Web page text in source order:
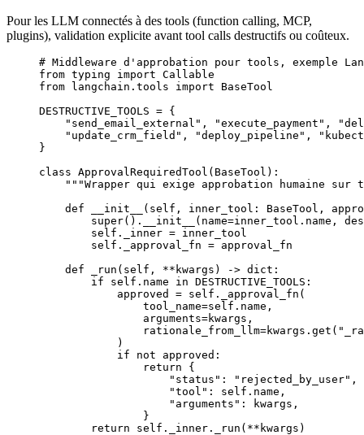
Pour les LLM connectés à des tools (function calling, MCP,
plugins), validation explicite avant tool calls destructifs ou coûteux.
# Middleware d'approbation pour tools, exemple
from typing import Callable
from langchain.tools import BaseTool
DESTRUCTIVE_TOOLS = {
    "send_email_external"
, "execute_payment" ,
    "update_crm_field"
, "deploy_pipeline" ,
}
class ApprovalRequiredTool ( BaseTool ):
"""Wrapper qui exige approbation humaine sur
    def
__init__
(self, inner_tool: BaseTool,
        super
(). __init__ ( name=inner_tool.name,
        self
._inner = inner_tool
        self
._approval_fn = approval_fn
    def
_run (self, ** kwargs) -> dict :
        if
self .name in DESTRUCTIVE_TOOLS :
            approved
= self ._approval_fn(
                tool_name
=self .name,
                arguments
=kwargs,
                rationale_from_llm
=kwargs.get(
            )
            if
not approved:
                return
{
                    "status"
: "rejected_by_user" ,
                    "tool"
: self .name,
                    "arguments"
: kwargs,
                }
        return
self ._inner._run( ** kwargs)